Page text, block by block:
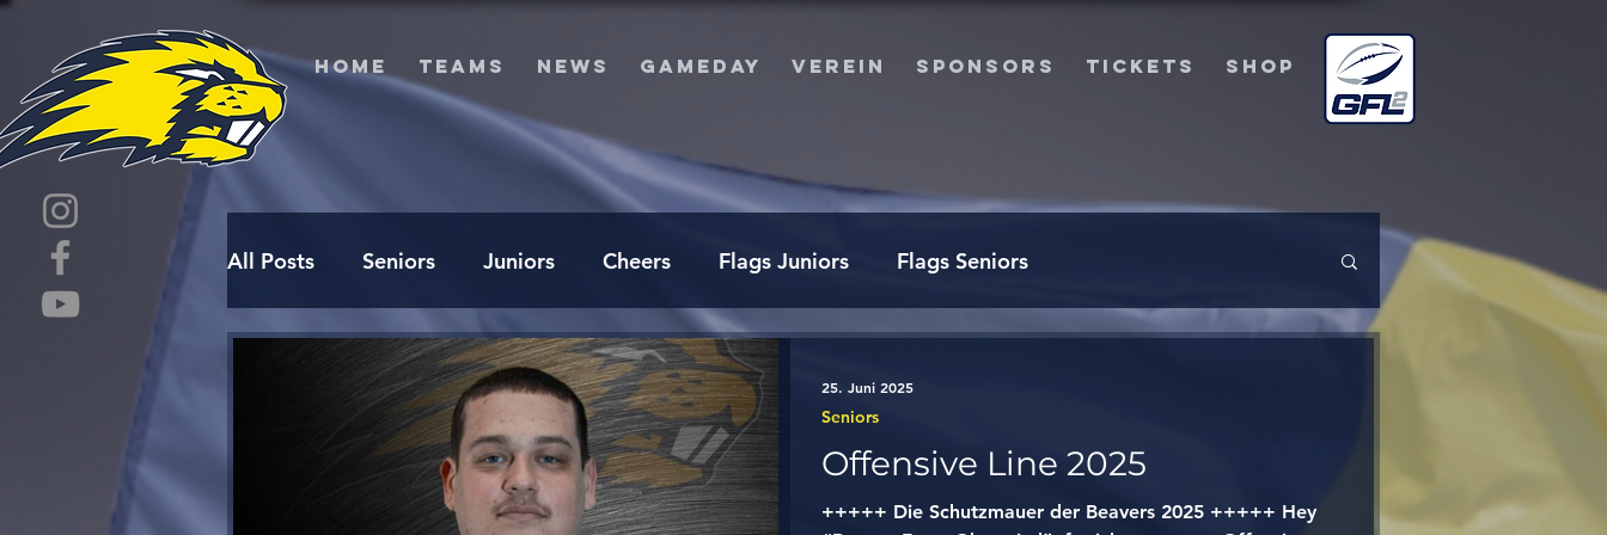
HOME TEAMS NEWS GAMEDAY VEREIN SPONSORS TICKETS SHOP
All Posts Seniors Juniors Cheers Flags Juniors Flags Seniors
Offensive Line 2025
+++++ Die Schutzmauer der Beavers 2025 +++++ Hey
Seniors
25. Juni 2025